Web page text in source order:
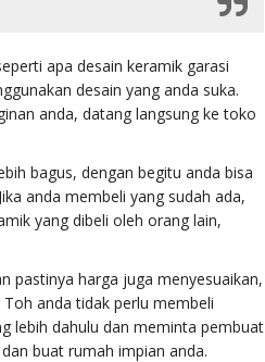
apa desain keramik garasi
desain yang anda suka.
anda, datang langsung ke toko
bagus, dengan begitu anda bisa
anda membeli yang sudah ada,
yang dibeli oleh orang lain,
pastinya harga juga menyesuaikan,
anda tidak perlu membeli
lebih dahulu dan meminta pembuat
buat rumah impian anda.